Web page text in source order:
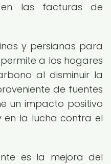
en las facturas de
y persianas para
a los hogares
al disminuir la
de fuentes
un impacto positivo
en la lucha contra el
es la mejora del